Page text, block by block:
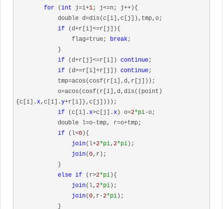
for (int j=i+1; j<=n; j++){
if (d+r[i]<=r[j]){
                flag=true;
break;
if (d+r[j]<=r[i]) continue;
if (d>=r[i]+r[j]) continue;
{c[i].x,c[i].y+r[i]},c[j])));
if (c[i].x>c[j].x ) o=2*pi-o;
if (l<0 ){
join(l+2*pi, 2*pi );
join(0,r);
else if (r>2*pi ){
join(l, 2*pi );
join(0,r-2*pi );